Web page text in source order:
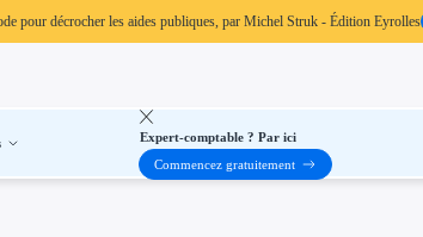
pour décrocher les aides publiques, par Michel Struk - Édition Eyrolles
Expert-comptable ? Par ici
Commencez gratuitement